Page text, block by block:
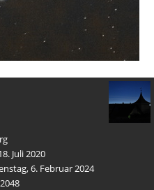
Juli 2020
6. Februar 2024